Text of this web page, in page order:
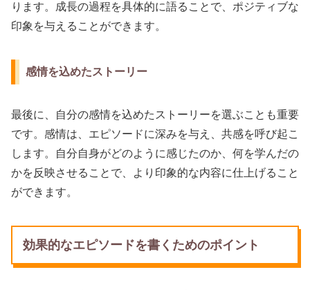
ります。成長の過程を具体的に語ることで、ポジティブな
印象を与えることができます。
感情を込めたストーリー
最後に、自分の感情を込めたストーリーを選ぶことも重要
です。感情は、エピソードに深みを与え、共感を呼び起こ
します。自分自身がどのように感じたのか、何を学んだの
かを反映させることで、より印象的な内容に仕上げること
ができます。
効果的なエピソードを書くためのポイント